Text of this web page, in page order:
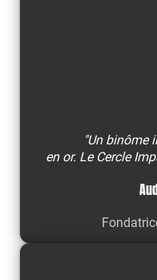
"Un binôme
en or. Le Cercle